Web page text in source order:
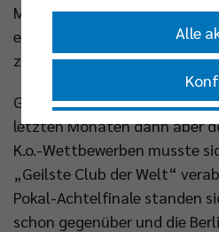
Mann aus dem Berliner
endlich verletzungsfrei – sein
zeigen.
Ganz makellos ist die Bilanz
letzten Monaten dann aber
K.o.-Wettbewerben musste
„Geilste Club der Welt“
Pokal-Achtelfinale standen
schon gegenüber und die
Alle
Nur essenzielle
Impressum|